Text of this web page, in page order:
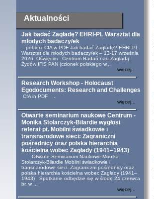
Aktualności
Jak badać Zagładę? EHRI-PL Warsztat dla
młodych badaczy/ek
pobierz CfA w PDF Jak badać Zagładę? EHRI-PL
Warsztat dla młodych badaczy/ek – 13-17 września
2026, Oświęcim Centrum Badań nad Zagładą
Żydów IFiS PAN (członek polskiego w...
więcej...
Research Workshop - Holocaust
Egodocuments: Research and Challenges
CfA in PDF ...
więcej...
Otwarte seminarium naukowe Centrum -
Monika Stolarczyk-Bilardie wygłosi
referat pt. Mobilni świadkowie i
transnarodowe sieci: Zagraniczni
pośrednicy oraz polska hierarchia
kościelna wobec Zagłady (1941–1943)
Otwarte Seminarium Naukowe Monika
Stolarczyk-Bilardie Mobilni świadkowie i
transnarodowe sieci: Zagraniczni pośrednicy oraz
polska hierarchia kościelna wobec Zagłady (1941–
1943) Spotkanie odbędzie się w środę 24 czerwca
br. w ...
więcej...